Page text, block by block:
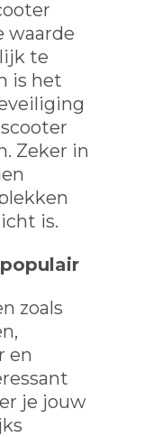
waarde
te
is het
Zeker in
is.
zoals
en
je jouw